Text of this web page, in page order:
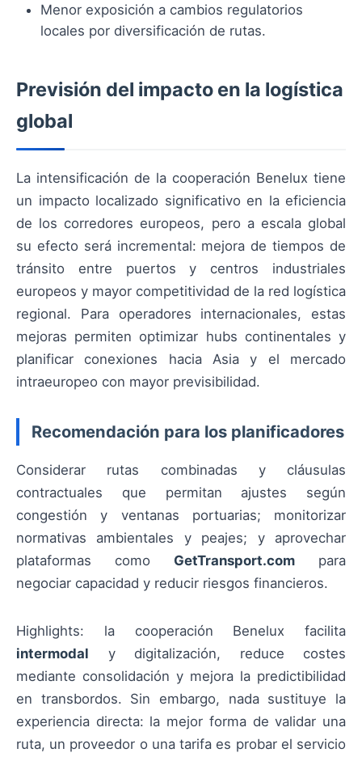
Menor exposición a cambios regulatorios
locales por diversificación de rutas.
Previsión del impacto en la logística
global
La intensificación de la cooperación Benelux tiene
un impacto localizado significativo en la eficiencia
de los corredores europeos, pero a escala global
su efecto será incremental: mejora de tiempos de
tránsito entre puertos y centros industriales
europeos y mayor competitividad de la red logística
regional. Para operadores internacionales, estas
mejoras permiten optimizar hubs continentales y
planificar conexiones hacia Asia y el mercado
intraeuropeo con mayor previsibilidad.
Recomendación para los planificadores
Considerar rutas combinadas y cláusulas
contractuales que permitan ajustes según
congestión y ventanas portuarias; monitorizar
normativas ambientales y peajes; y aprovechar
plataformas como GetTransport.com para
negociar capacidad y reducir riesgos financieros.
Highlights: la cooperación Benelux facilita
intermodal y digitalización, reduce costes
mediante consolidación y mejora la predictibilidad
en transbordos. Sin embargo, nada sustituye la
experiencia directa: la mejor forma de validar una
ruta, un proveedor o una tarifa es probar el servicio